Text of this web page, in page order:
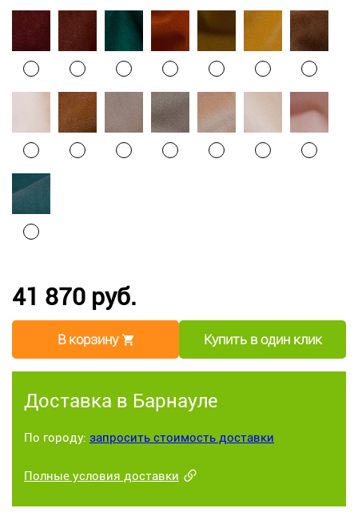
41 870 руб.
В корзину Купить в один клик
Доставка в Барнауле
По городу: запросить стоимость доставки
Полные условия доставки